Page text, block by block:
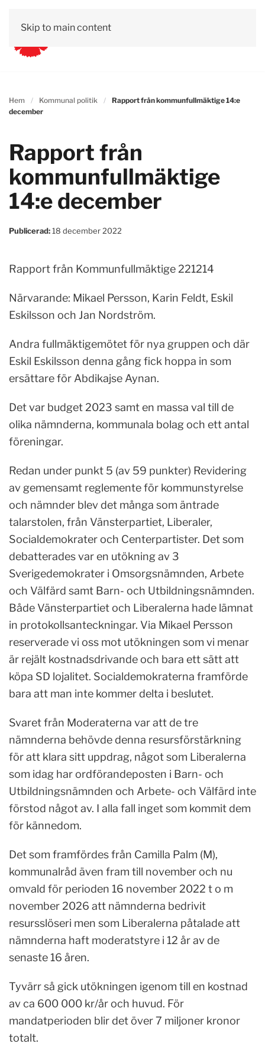
Skip to main content
Hem Kommunal politik
Rapport från kommunfullmäktige 14:e
december
Rapport från
kommunfullmäktige
14:e december
Publicerad:18 december 2022
Rapport från Kommunfullmäktige 221214
Närvarande: Mikael Persson, Karin Feldt, Eskil
Eskilsson och Jan Nordström.
Andra fullmäktigemötet för nya gruppen och där
Eskil Eskilsson denna gång fick hoppa in som
ersättare för Abdikajse Aynan.
Det var budget 2023 samt en massa val till de
olika nämnderna, kommunala bolag och ett antal
föreningar.
Redan under punkt 5 (av 59 punkter) Revidering
av gemensamt reglemente för kommunstyrelse
och nämnder blev det många som äntrade
talarstolen, från Vänsterpartiet, Liberaler,
Socialdemokrater och Centerpartister. Det som
debatterades var en utökning av 3
Sverigedemokrater i Omsorgsnämnden, Arbete
och Välfärd samt Barn- och Utbildningsnämnden.
Både Vänsterpartiet och Liberalerna hade lämnat
in protokollsanteckningar. Via Mikael Persson
reserverade vi oss mot utökningen som vi menar
är rejält kostnadsdrivande och bara ett sätt att
köpa SD lojalitet. Socialdemokraterna framförde
bara att man inte kommer delta i beslutet.
Svaret från Moderaterna var att de tre
nämnderna behövde denna resursförstärkning
för att klara sitt uppdrag, något som Liberalerna
som idag har ordförandeposten i Barn- och
Utbildningsnämnden och Arbete- och Välfärd inte
förstod något av. I alla fall inget som kommit dem
för kännedom.
Det som framfördes från Camilla Palm (M),
kommunalråd även fram till november och nu
omvald för perioden 16 november 2022 t o m
november 2026 att nämnderna bedrivit
resursslöseri men som Liberalerna påtalade att
nämnderna haft moderatstyre i 12 år av de
senaste 16 åren.
Tyvärr så gick utökningen igenom till en kostnad
av ca 600 000 kr/år och huvud. För
mandatperioden blir det över 7 miljoner kronor
totalt.